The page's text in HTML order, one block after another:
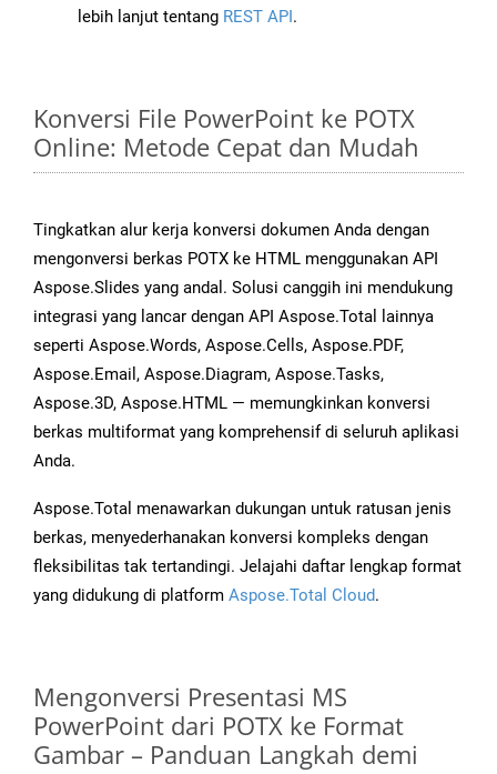
lebih lanjut tentang REST API.
Konversi File PowerPoint ke POTX
Online: Metode Cepat dan Mudah
Tingkatkan alur kerja konversi dokumen Anda dengan
mengonversi berkas POTX ke HTML menggunakan API
Aspose.Slides yang andal. Solusi canggih ini mendukung
integrasi yang lancar dengan API Aspose.Total lainnya
seperti Aspose.Words, Aspose.Cells, Aspose.PDF,
Aspose.Email, Aspose.Diagram, Aspose.Tasks,
Aspose.3D, Aspose.HTML — memungkinkan konversi
berkas multiformat yang komprehensif di seluruh aplikasi
Anda.
Aspose.Total menawarkan dukungan untuk ratusan jenis
berkas, menyederhanakan konversi kompleks dengan
fleksibilitas tak tertandingi. Jelajahi daftar lengkap format
yang didukung di platform Aspose.Total Cloud.
Mengonversi Presentasi MS
PowerPoint dari POTX ke Format
Gambar – Panduan Langkah demi